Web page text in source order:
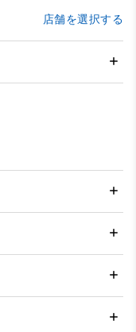
店舗を選択する